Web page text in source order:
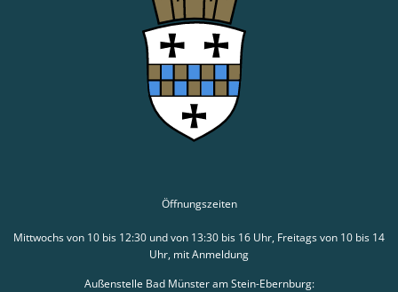
Öffnungszeiten
Mittwochs von 10 bis 12:30 und von 13:30 bis 16 Uhr, Freitags von 10 bis 14
Uhr, mit Anmeldung
Außenstelle Bad Münster am Stein-Ebernburg: